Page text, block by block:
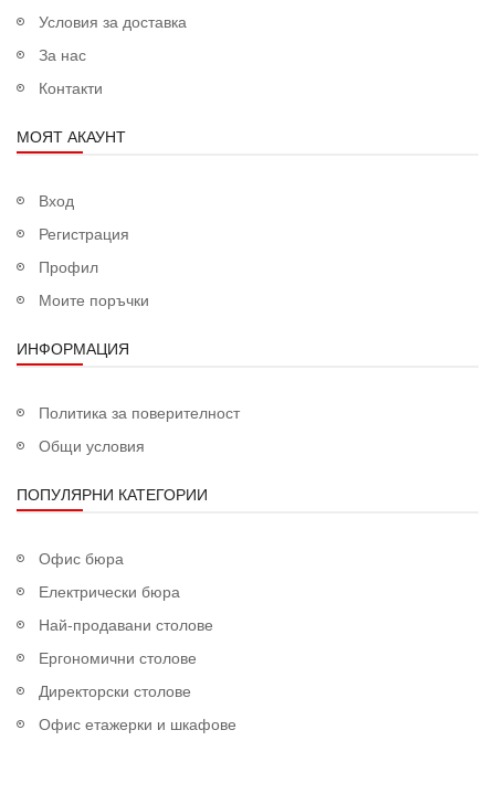
Условия за доставка
За нас
Контакти
МОЯТ АКАУНТ
Вход
Регистрация
Профил
Моите поръчки
ИНФОРМАЦИЯ
Политика за поверителност
Общи условия
ПОПУЛЯРНИ КАТЕГОРИИ
Офис бюра
Електрически бюра
Най-продавани столове
Ергономични столове
Директорски столове
Офис етажерки и шкафове